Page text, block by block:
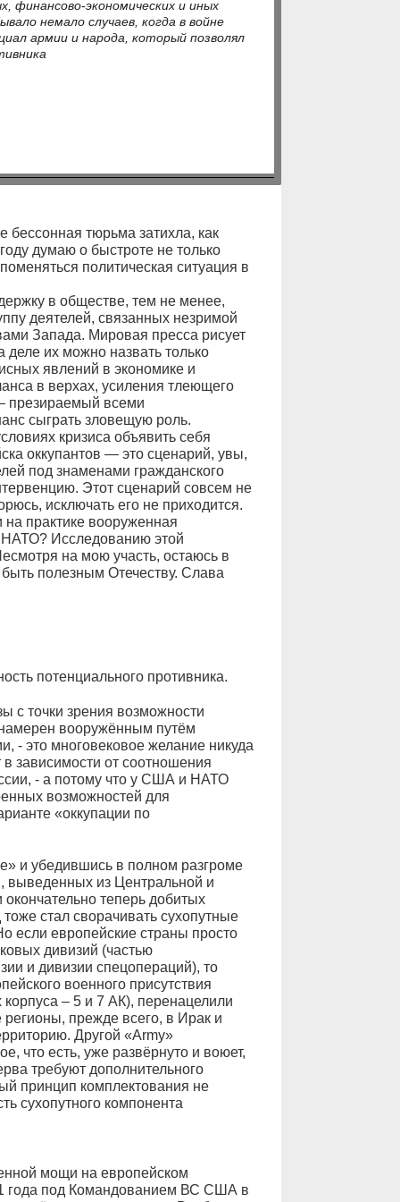
финансово-экономических и иных
немало случаев, когда в войне
армии и народа, который позволял
тюрьма затихла, как
думаю о быстроте не только
политическая ситуация в
в обществе, тем не менее,
деятелей, связанных незримой
Запада. Мировая пресса рисует
деле их можно назвать только
явлений в экономике и
в верхах, усиления тлеющего
презираемый всеми
сыграть зловещую роль.
кризиса объявить себя
оккупантов — это сценарий, увы,
под знаменами гражданского
Этот сценарий совсем не
исключать его не приходится.
на практике вооруженная
НАТО? Исследованию этой
на мою участь, остаюсь в
полезным Отечеству. Слава
потенциального противника.
с точки зрения возможности
вооружённым путём
- это многовековое желание никуда
в зависимости от соотношения
- а потому что у США и НАТО
возможностей для
«оккупации по
и убедившись в полном разгроме
выведенных из Центральной и
теперь добитых
стал сворачивать сухопутные
европейские страны просто
дивизий (частью
и дивизии спецопераций), то
военного присутствия
– 5 и 7 АК), перенацелили
прежде всего, в Ирак и
Другой «Army»
что есть, уже развёрнуто и воюет,
требуют дополнительного
принцип комплектования не
сухопутного компонента
мощи на европейском
года под Командованием ВС США в